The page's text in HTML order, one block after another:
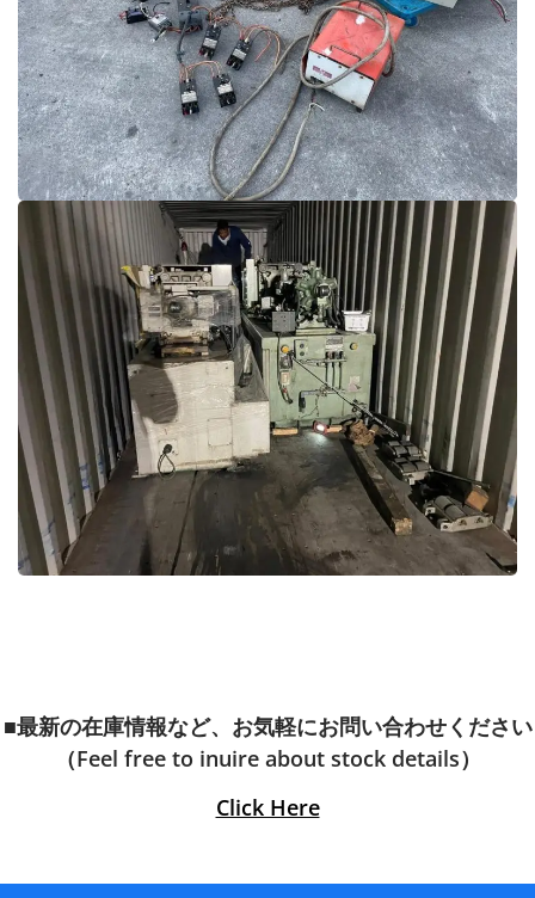
■最新の在庫情報など、お気軽にお問い合わせください
（Feel free to inuire about stock details）
Click Here